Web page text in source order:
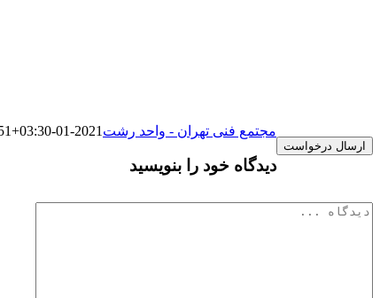
مجتمع فنی تهران - واحد رشت 2021-01-30T15:08:51+03:30
دیدگاه خود را بنویسید
دیدگاه